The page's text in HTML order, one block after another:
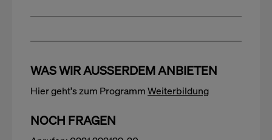
WAS WIR AUSSERDEM ANBIETEN
Hier geht's zum ProgrammWeiterbildung
NOCH FRAGEN